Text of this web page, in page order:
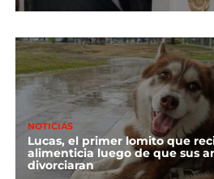
NOTICIAS
Lucas, el primer lomito que
alimenticia luego de que sus
divorciaran